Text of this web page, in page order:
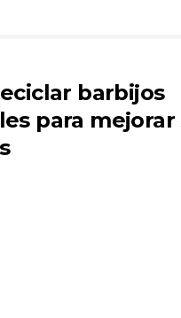
barbijos
para mejorar